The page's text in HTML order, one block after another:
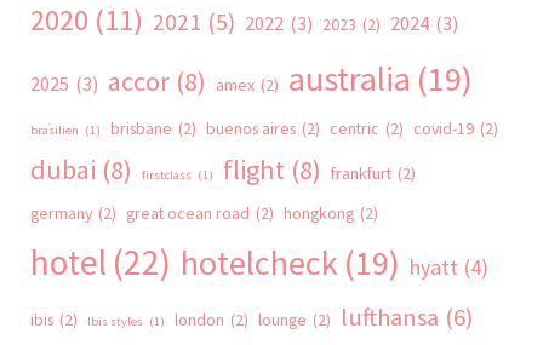
2020 (11) 2021 (5) 2022 (3) 2023 (2) 2024 (3)
2025 (3) accor (8) amex (2) australia (19)
brasilien (1) brisbane (2) buenos aires (2) centric (2) covid-19 (2)
dubai (8) firstclass (1) flight (8) frankfurt (2)
germany (2) great ocean road (2) hongkong (2)
hotel (22) hotelcheck(19) hyatt (4)
ibis (2) Ibis styles (1) london (2) lounge (2) lufthansa (6)